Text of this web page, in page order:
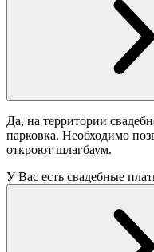
Да, на территории
парковка. Необходимо
откроют шлагбаум.
У Вас есть свадебные